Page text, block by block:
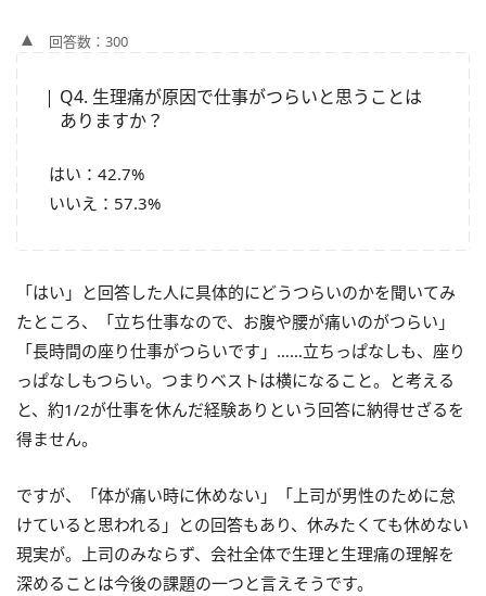
回答数：300
Q4. 生理痛が原因で仕事がつらいと思うことは
ありますか？
はい：42.7%
いいえ：57.3%
「はい」と回答した人に具体的にどうつらいのかを聞いてみ
たところ、「立ち仕事なので、お腹や腰が痛いのがつらい」
「長時間の座り仕事がつらいです」……立ちっぱなしも、座り
っぱなしもつらい。つまりベストは横になること。と考える
と、約1/2が仕事を休んだ経験ありという回答に納得せざるを
得ません。
ですが、「体が痛い時に休めない」「上司が男性のために怠
けていると思われる」との回答もあり、休みたくても休めない
現実が。上司のみならず、会社全体で生理と生理痛の理解を
深めることは今後の課題の一つと言えそうです。